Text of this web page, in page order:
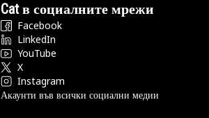
Cat в социалните мрежи
Facebook
LinkedIn
YouTube
X
Instagram
Акаунти във всички социални медии